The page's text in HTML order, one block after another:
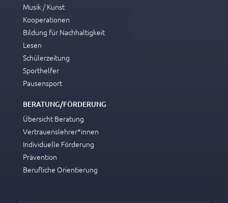
Musik / Kunst
Kooperationen
Bildung für Nachhaltigkeit
Lesen
Schülerzeitung
Sporthelfer
Pausensport
BERATUNG/FÖRDERUNG
Übersicht Beratung
Vertrauenslehrer*innen
Individuelle Förderung
Prävention
Berufliche Orientierung